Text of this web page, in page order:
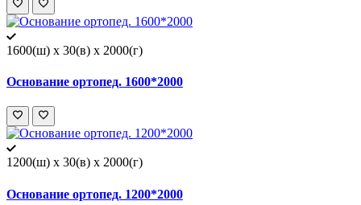
1600(ш) x 30(в) x 2000(г)
Основание ортопед. 1600*2000
1200(ш) x 30(в) x 2000(г)
Основание ортопед. 1200*2000